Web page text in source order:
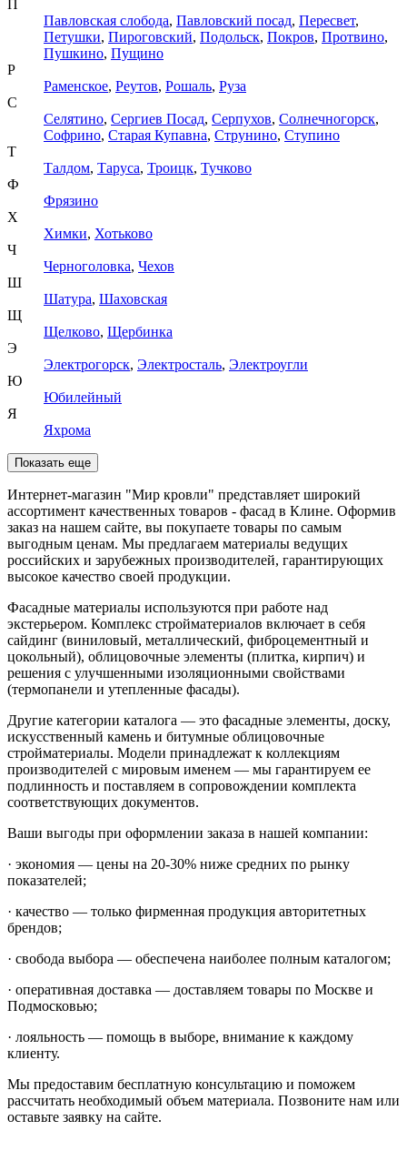
П
Павловская слобода, Павловский посад, Пересвет,
Петушки, Пироговский, Подольск, Покров, Протвино,
Пушкино, Пущино
Р
Раменское, Реутов, Рошаль, Руза
С
Селятино, Сергиев Посад, Серпухов, Солнечногорск,
Софрино, Старая Купавна, Струнино, Ступино
Т
Талдом, Таруса, Троицк, Тучково
Ф
Фрязино
Х
Химки, Хотьково
Ч
Черноголовка, Чехов
Ш
Шатура, Шаховская
Щ
Щелково, Щербинка
Э
Электрогорск, Электросталь, Электроугли
Ю
Юбилейный
Я
Яхрома
Показать еще
Интернет-магазин "Мир кровли" представляет широкий
ассортимент качественных товаров - фасад в Клине. Оформив
заказ на нашем сайте, вы покупаете товары по самым
выгодным ценам. Мы предлагаем материалы ведущих
российских и зарубежных производителей, гарантирующих
высокое качество своей продукции.
Фасадные материалы используются при работе над
экстерьером. Комплекс стройматериалов включает в себя
сайдинг (виниловый, металлический, фиброцементный и
цокольный), облицовочные элементы (плитка, кирпич) и
решения с улучшенными изоляционными свойствами
(термопанели и утепленные фасады).
Другие категории каталога — это фасадные элементы, доску,
искусственный камень и битумные облицовочные
стройматериалы. Модели принадлежат к коллекциям
производителей с мировым именем — мы гарантируем ее
подлинность и поставляем в сопровождении комплекта
соответствующих документов.
Ваши выгоды при оформлении заказа в нашей компании:
· экономия — цены на 20-30% ниже средних по рынку
показателей;
· качество — только фирменная продукция авторитетных
брендов;
· свобода выбора — обеспечена наиболее полным каталогом;
· оперативная доставка — доставляем товары по Москве и
Подмосковью;
· лояльность — помощь в выборе, внимание к каждому
клиенту.
Мы предоставим бесплатную консультацию и поможем
рассчитать необходимый объем материала. Позвоните нам или
оставьте заявку на сайте.